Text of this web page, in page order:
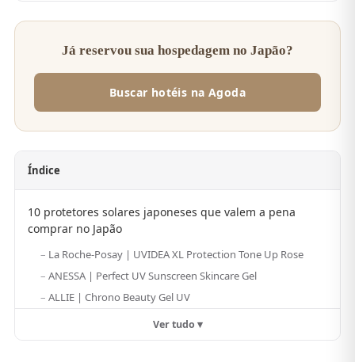
Já reservou sua hospedagem no Japão?
Buscar hotéis na Agoda
Índice
10 protetores solares japoneses que valem a pena
comprar no Japão
La Roche-Posay | UVIDEA XL Protection Tone Up Rose
ANESSA | Perfect UV Sunscreen Skincare Gel
ALLIE | Chrono Beauty Gel UV
Ver tudo ▾